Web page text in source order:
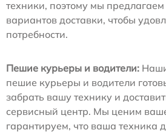
техники, поэтому мы предлагаем
вариантов доставки, чтобы
потребности.
Пешие курьеры и водители:
пешие курьеры и водители
забрать вашу технику и
сервисный центр. Мы ценим
гарантируем, что ваша техника